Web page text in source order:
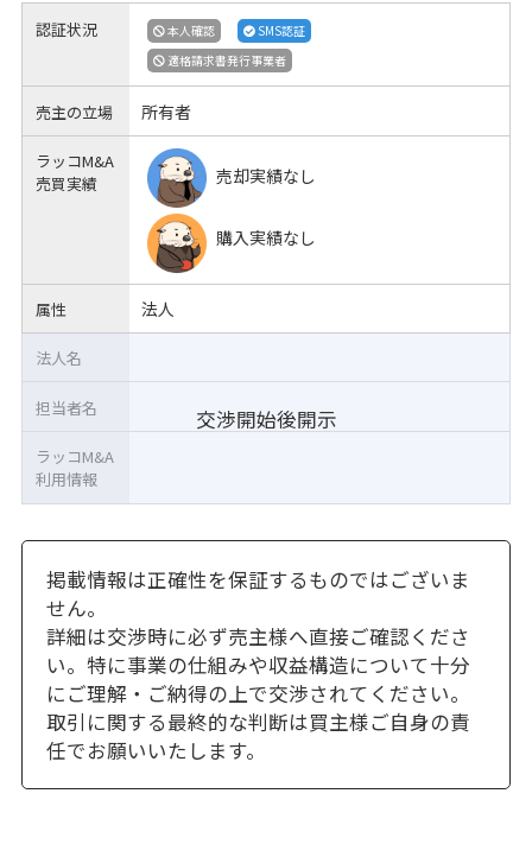
認証状況 本人確認
SMS認証
適格請求書発行事業者
売主の立場 所有者
ラッコM&A
売買実績
売却実績なし
購入実績なし
属性 法人
交渉開始後開示
法人名
担当者名
ラッコM&A
利用情報
掲載情報は正確性を保証するものではございま
せん。
詳細は交渉時に必ず売主様へ直接ご確認くださ
い。特に事業の仕組みや収益構造について十分
にご理解・ご納得の上で交渉されてください。
取引に関する最終的な判断は買主様ご自身の責
任でお願いいたします。